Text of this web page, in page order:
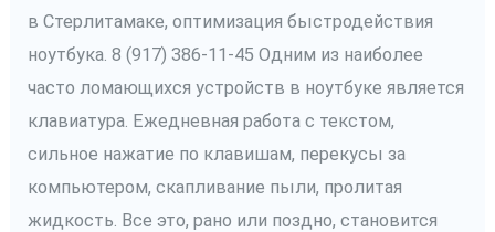
в Стерлитамаке, оптимизация быстродействия
ноутбука. 8 (917) 386-11-45 Одним из наиболее
часто ломающихся устройств в ноутбуке является
клавиатура. Ежедневная работа с текстом,
сильное нажатие по клавишам, перекусы за
компьютером, скапливание пыли, пролитая
жидкость. Все это, рано или поздно, становится